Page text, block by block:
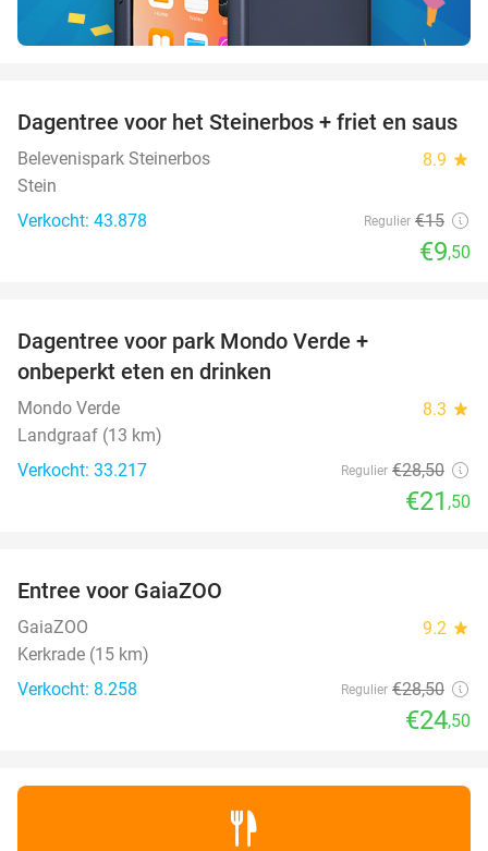
37%
Dagentree voor het Steinerbos + friet en saus
Belevenispark Steinerbos 8.9 star
Stein
Verkocht: 43.878
Regulier €15
€9,50
Dagentree voor park Mondo Verde +
onbeperkt eten en drinken
Mondo Verde 8.3 star
Landgraaf (13 km)
Verkocht: 33.217
Regulier €28,50
€21 ,50
Entree voor GaiaZOO
GaiaZOO 9.2 star
Kerkrade (15 km)
Verkocht: 8.258
Regulier €28,50
€24,50